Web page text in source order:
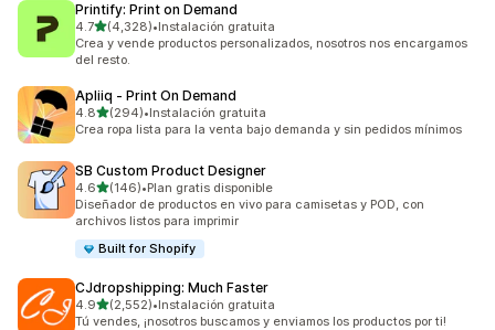
Printify: Print on Demand
4.7de 5 estrellas
(4,328)
4328 reseñas en total
•Instalación gratuita
Crea y vende productos personalizados, nosotros nos encargamos
del resto.
Apliiq ‑ Print On Demand
4.8de 5 estrellas
(294)
294 reseñas en total
•Instalación gratuita
Crea ropa lista para la venta bajo demanda y sin pedidos mínimos
SB Custom Product Designer
4.6de 5 estrellas
(146)
146 reseñas en total
•Plan gratis disponible
Diseñador de productos en vivo para camisetas y POD, con
archivos listos para imprimir
Built for Shopify
CJdropshipping: Much Faster
4.9de 5 estrellas
(2,552)
2552 reseñas en total
•Instalación gratuita
Tú vendes, ¡nosotros buscamos y enviamos los productos por ti!